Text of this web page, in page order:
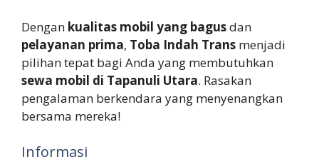
Dengan kualitas mobil yang bagusdan
pelayanan prima, Toba Indah Trans menjadi
pilihan tepat bagi Anda yang membutuhkan
sewa mobil di Tapanuli Utara. Rasakan
pengalaman berkendara yang menyenangkan
bersama mereka!
Informasi